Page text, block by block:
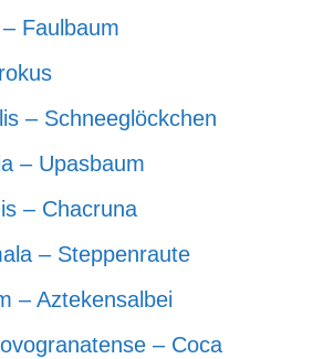
Faulbaum
– Schneeglöckchen
– Upasbaum
– Chacruna
– Steppenraute
– Aztekensalbei
– Coca